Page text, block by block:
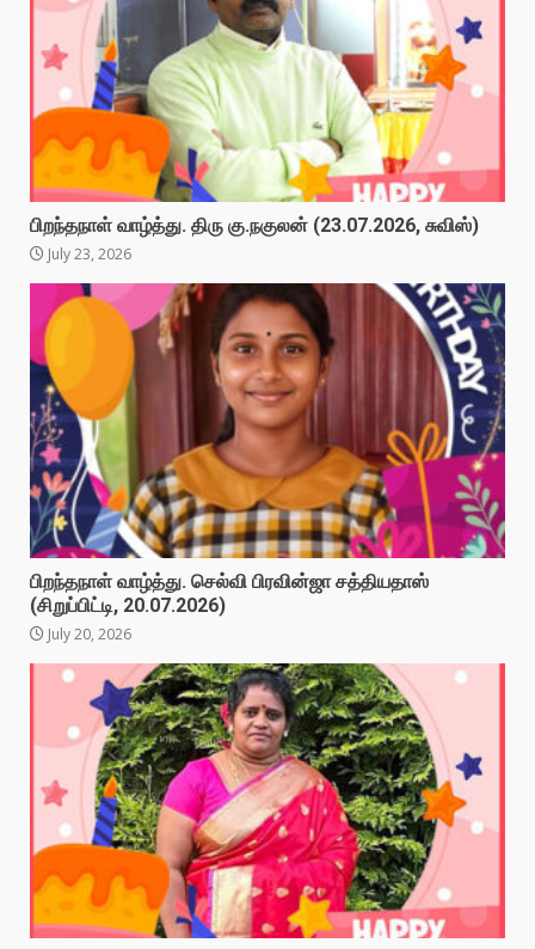
பிறந்தநாள் வாழ்த்து. திரு கு.நகுலன் (23.07.2026, சுவிஸ்)
July 23, 2026
பிறந்தநாள் வாழ்த்து. செல்வி பிரவின்ஜா சத்தியதாஸ்
(சிறுப்பிட்டி, 20.07.2026)
July 20, 2026